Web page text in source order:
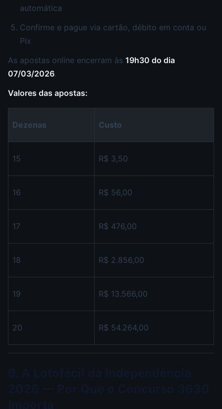
automática
Confirme e pague via cartão, débito em conta ou
Pix
As apostas online encerram às 19h30 do dia
07/03/2026.
Valores das apostas:
Dezenas Custo
15 R$ 3,50
16 R$ 56,00
17 R$ 476,00
18 R$ 2.856,00
19 R$ 13.566,00
20 R$ 54.264,00